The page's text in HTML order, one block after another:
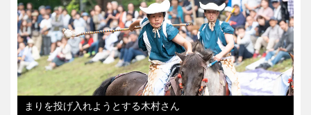
まりを投げ入れようとする木村さん